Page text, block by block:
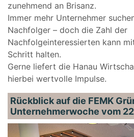
zunehmend an Brisanz.
Immer mehr Unternehmer
Nachfolger – doch die Zahl der
Nachfolgeinteressierten kann
Schritt halten.
Gerne liefert die Hanau
hierbei wertvolle Impulse.
Rückblick auf die FEMK
Unternehmerwoche vom